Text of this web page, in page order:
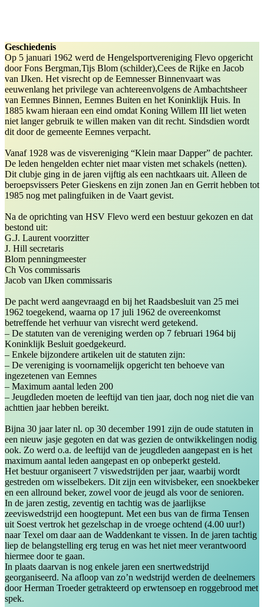
Geschiedenis
Op 5 januari 1962 werd de Hengelsportvereniging Flevo opgericht
door Fons Bergman,Tijs Blom (schilder),Cees de Rijke en Jacob
van IJken. Het visrecht op de Eemnesser Binnenvaart was
eeuwenlang het privilege van achtereenvolgens de Ambachtsheer
van Eemnes Binnen, Eemnes Buiten en het Koninklijk Huis. In
1885 kwam hieraan een eind omdat Koning Willem III liet weten
niet langer gebruik te willen maken van dit recht. Sindsdien wordt
dit door de gemeente Eemnes verpacht.
Vanaf 1928 was de visvereniging “Klein maar Dapper” de pachter.
De leden hengelden echter niet maar visten met schakels (netten).
Dit clubje ging in de jaren vijftig als een nachtkaars uit. Alleen de
beroepsvissers Peter Gieskens en zijn zonen Jan en Gerrit hebben tot
1985 nog met palingfuiken in de Vaart gevist.
Na de oprichting van HSV Flevo werd een bestuur gekozen en dat
bestond uit:
G.J. Laurent voorzitter
J. Hill secretaris
Blom penningmeester
Ch Vos commissaris
Jacob van IJken commissaris
De pacht werd aangevraagd en bij het Raadsbesluit van 25 mei
1962 toegekend, waarna op 17 juli 1962 de overeenkomst
betreffende het verhuur van visrecht werd getekend.
– De statuten van de vereniging werden op 7 februari 1964 bij
Koninklijk Besluit goedgekeurd.
– Enkele bijzondere artikelen uit de statuten zijn:
– De vereniging is voornamelijk opgericht ten behoeve van
ingezetenen van Eemnes
– Maximum aantal leden 200
– Jeugdleden moeten de leeftijd van tien jaar, doch nog niet die van
achttien jaar hebben bereikt.
Bijna 30 jaar later nl. op 30 december 1991 zijn de oude statuten in
een nieuw jasje gegoten en dat was gezien de ontwikkelingen nodig
ook. Zo werd o.a. de leeftijd van de jeugdleden aangepast en is het
maximum aantal leden aangepast en op onbeperkt gesteld.
Het bestuur organiseert 7 viswedstrijden per jaar, waarbij wordt
gestreden om wisselbekers. Dit zijn een witvisbeker, een snoekbeker
en een allround beker, zowel voor de jeugd als voor de senioren.
In de jaren zestig, zeventig en tachtig was de jaarlijkse
zeeviswedstrijd een hoogtepunt. Met een bus van de firma Tensen
uit Soest vertrok het gezelschap in de vroege ochtend (4.00 uur!)
naar Texel om daar aan de Waddenkant te vissen. In de jaren tachtig
liep de belangstelling erg terug en was het niet meer verantwoord
hiermee door te gaan.
In plaats daarvan is nog enkele jaren een snertwedstrijd
georganiseerd. Na afloop van zo’n wedstrijd werden de deelnemers
door Herman Troeder getrakteerd op erwtensoep en roggebrood met
spek.